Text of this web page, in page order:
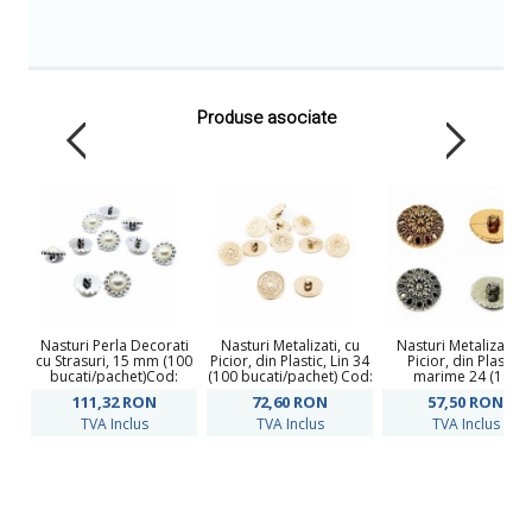
Produse asociate
Nasturi Perla Decorati
cu Strasuri, 15 mm (100
bucati/pachet)Cod:
111,32RON
TVA Inclus
Nasturi Metalizati, cu
Picior, din Plastic, Lin 34
(100 bucati/pachet) Cod:
72,60 RON
TVA Inclus
Nasturi Metalizati,
Picior, din Plastic,
marime 24 (144
6631-0351/24
57,50 RON
TVA Inclus